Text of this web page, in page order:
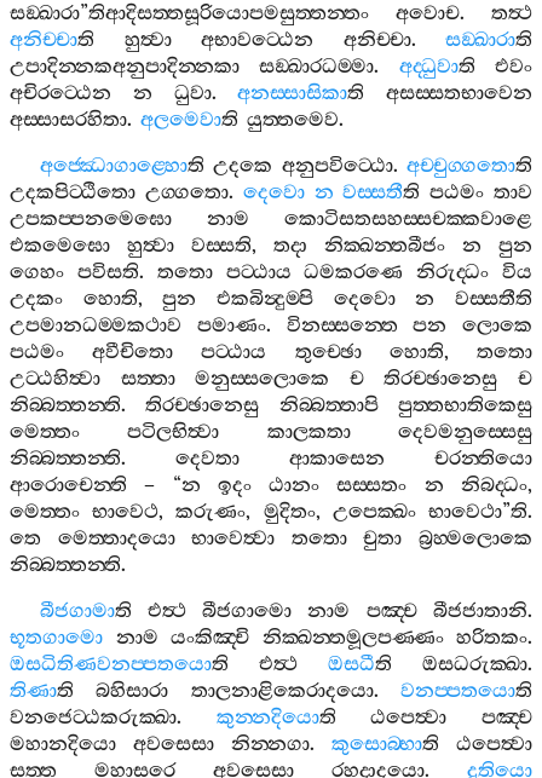
සඞ‍්ඛාරා”තිආදිසත‍්තසූරියොපමසුත‍්තන‍්තං අවොච. තත්‍ථ
අනිච‍්චාති හුත්‍වා අභාවට‍්ඨෙන අනිච‍්චා. සඞ‍්ඛාරාති
උපාදින‍්නකඅනුපාදින‍්නකා
සඞ‍්ඛාරධම‍්මා. අද‍්ධුවාති
එවං
අචිරට‍්ඨෙන
න ධුවා.අනස‍්සාසිකාති
අසස‍්සතභාවෙන
අස‍්සාසරහිතා. අලමෙවාති යුත‍්තමෙව.
අජ‍්ඣොගාළ‍්හොති උදකෙ අනුපවිට‍්ඨො.අච‍්චුග‍්ගතොති
උදකපිට‍්ඨිතො උග‍්ගතො. දෙවො න වස‍්සතීති පඨමං තාව
උපකප‍්පනමෙඝො
නාම
කොටිසතසහස‍්සචක‍්කවාළෙ
එකමෙඝො
හුත්‍වා වස‍්සති, තදා නික‍්ඛන‍්තබීජං න
පුන
ගෙහං පවිසති. තතො පට‍්ඨාය ධමකරණෙ නිරුද‍්ධං විය
උදකං
හොති,පුන එකබින්‍දුම‍්පි දෙවො න
වස‍්සතීති
උපමානධම‍්මකථාව
පමාණං. විනස‍්සන‍්තෙ පන
ලොකෙ
පඨමං
අවීචිතො පට‍්ඨාය තුච‍්ඡො හොති,තතො
උට‍්ඨහිත්‍වා
සත‍්තා මනුස‍්සලොකෙ ච තිරච‍්ඡානෙසු
ච
නිබ‍්බත‍්තන‍්ති.තිරච‍්ඡානෙසු නිබ‍්බත‍්තාපි
පුත‍්තභාතිකෙසු
මෙත‍්තං
පටිලභිත්‍වා කාලකතා
දෙවමනුස‍්සෙසු
නිබ‍්බත‍්තන‍්ති. දෙවතා ආකාසෙන
චරන‍්තියො
ආරොචෙන‍්ති – “න ඉදං ඨානං සස‍්සතං න නිබද‍්ධං,
මෙත‍්තං භාවෙථ,කරුණං, මුදිතං, උපෙක‍්ඛං භාවෙථා”ති.
තෙ
මෙත‍්තාදයො භාවෙත්‍වා තතො චුතා
බ්‍රහ‍්මලොකෙ
නිබ‍්බත‍්තන‍්ති.
බීජගාමාති එත්‍ථ බීජගාමො නාම පඤ‍්ච බීජජාතානි.
භූතගාමො නාම යංකිඤ‍්චි නික‍්ඛන‍්තමූලපණ‍්ණං හරිතකං.
ඔසධිතිණවනප‍්පතයොති එත්‍ථ ඔසධීති ඔසධරුක‍්ඛා.
තිණාති බහිසාරා තාලනාළිකෙරාදයො.වනප‍්පතයොති
වනජෙට‍්ඨකරුක‍්ඛා. කුන‍්නදියොති ඨපෙත්‍වා
පඤ‍්ච
මහානදියො
අවසෙසා නින‍්නගා. කුසොබ‍්භාති
ඨපෙත්‍වා
සත‍්ත
මහාසරෙ අවසෙසා රහදාදයො. දුතියො